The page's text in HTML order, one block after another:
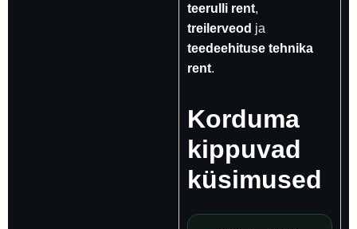
teerulli rent,
treilerveod ja
teedeehituse tehnika
rent.
Korduma
kippuvad
küsimused